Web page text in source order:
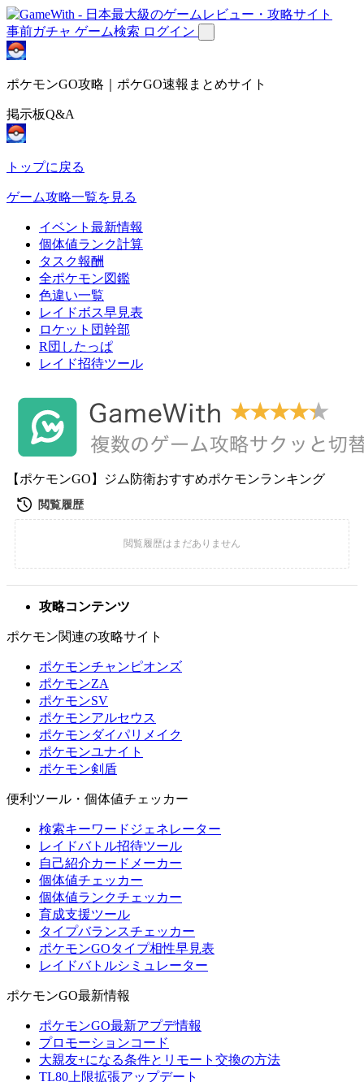
事前ガチャ ゲーム検索 ログイン
ポケモンGO攻略｜ポケGO速報まとめサイト
掲示板Q&A
トップに戻る
ゲーム攻略一覧を見る
イベント最新情報
個体値ランク計算
タスク報酬
全ポケモン図鑑
色違い一覧
レイドボス早見表
ロケット団幹部
R団したっぱ
レイド招待ツール
【ポケモンGO】ジム防衛おすすめポケモンランキング
攻略コンテンツ
ポケモン関連の攻略サイト
ポケモンチャンピオンズ
ポケモンZA
ポケモンSV
ポケモンアルセウス
ポケモンダイパリメイク
ポケモンユナイト
ポケモン剣盾
便利ツール・個体値チェッカー
検索キーワードジェネレーター
レイドバトル招待ツール
自己紹介カードメーカー
個体値チェッカー
個体値ランクチェッカー
育成支援ツール
タイプバランスチェッカー
ポケモンGOタイプ相性早見表
レイドバトルシミュレーター
ポケモンGO最新情報
ポケモンGO最新アプデ情報
プロモーションコード
大親友+になる条件とリモート交換の方法
TL80上限拡張アップデート